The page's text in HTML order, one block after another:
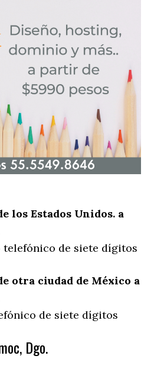
los Estados Unidos. a
telefónico de siete dígitos
otra ciudad de México a
de siete dígitos
Dgo.